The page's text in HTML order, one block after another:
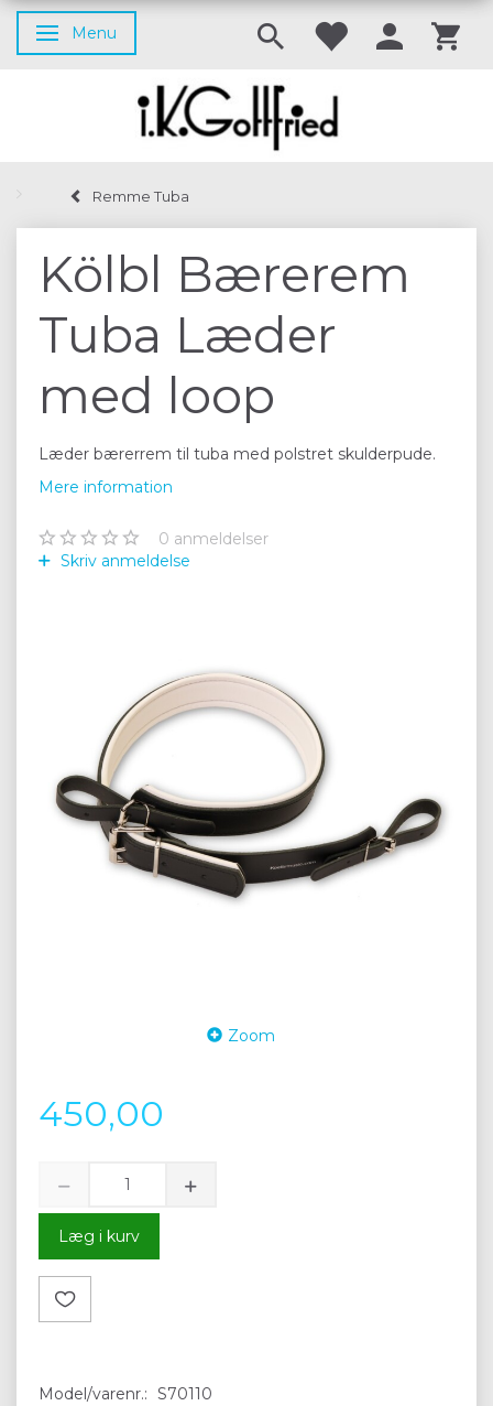
Skifte navigation
Menu
Remme Tuba
Kölbl Bærerem
Tuba Læder
med loop
Læder bærerrem til tuba med polstret skulderpude.
Mere information
0 anmeldelser
Skriv anmeldelse
Zoom
450,00
Læg i kurv
Model/varenr.: S70110